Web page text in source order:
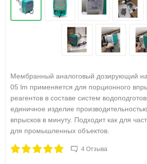
Мембранный аналоговый дозирующий
05 lm применяется для порционного
реагентов в составе систем
единичное изделие
впрысков в минуту. Подходит как для
для промышленных объектов.
4 Отзыва